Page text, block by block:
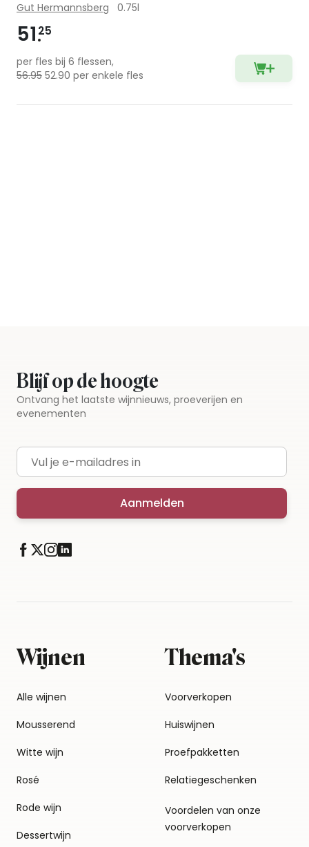
Gut Hermannsberg 0.75l
51 25
per fles bij 6 flessen,
56.95 52.90 per enkele fles
Blijf op de hoogte
Ontvang het laatste wijnnieuws, proeverijen en
evenementen
E-mailadres
Aanmelden
Wijnen
Alle wijnen
Mousserend
Witte wijn
Rosé
Rode wijn
Dessertwijn
Thema's
Voorverkopen
Huiswijnen
Proefpakketten
Relatiegeschenken
Voordelen van onze
voorverkopen